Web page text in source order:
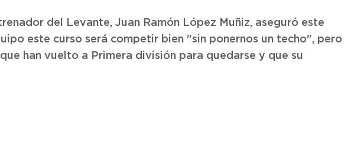
del Levante, Juan Ramón López Muñiz, aseguró este
este curso será competir bien "sin ponernos un techo", pero
han vuelto a Primera división para quedarse y que su